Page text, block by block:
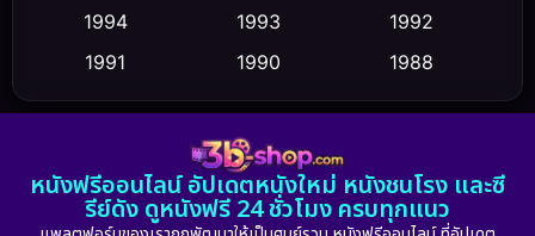
Culture (23)
Dance เต้น
Detective สืบสวน (5)
1994
1993
1992
1991
1990
1988
1986
1985
1983
1981
1974
1971 1962
หนังฟรีออนไลน์ อัปเดตหนังใหม่ หนังชนโรง และซี
รีย์ดัง ดูหนังฟรี 24 ชั่วโมง ครบทุกแนว